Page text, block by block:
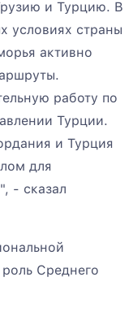
и Турцию. В
условиях страны
активно
работу по
Турции.
и Турция
для
- сказал
Среднего